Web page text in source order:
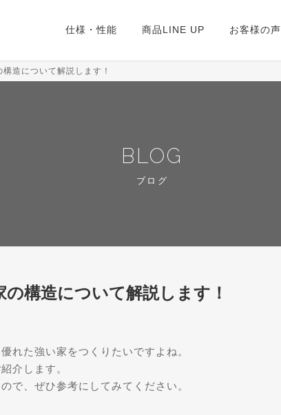
仕様・性能 商品LINE UP お客様の声
造について解説します！
BLOG
ブログ
構造について解説します！
れた強い家をつくりたいですよね。
介します。
で、ぜひ参考にしてみてください。